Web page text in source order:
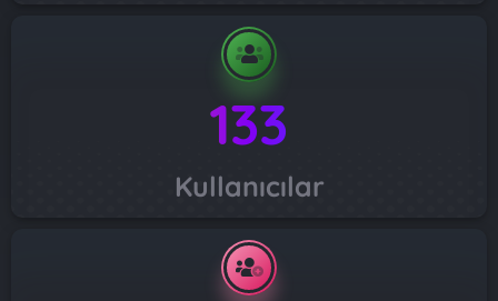
133
Kullanıcılar